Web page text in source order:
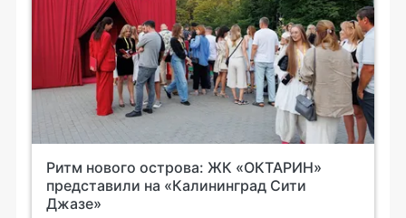
Ритм нового острова: ЖК «ОКТАРИН»
представили на «Калининград Сити
Джазе»